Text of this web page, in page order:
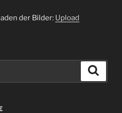
der Bilder: Upload